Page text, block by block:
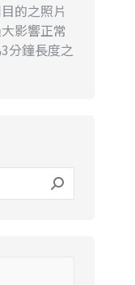
的之照片
影響正常
分鐘長度之